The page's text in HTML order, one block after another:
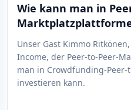
Wie kann man in
Unser Gast Kimmo
Income, der Peer-to-Peer-
man in Crowdfunding-Peer-
investieren kann.